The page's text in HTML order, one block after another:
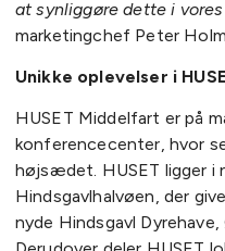
at synliggøre dette i
marketingchef Peter
Unikke oplevelser i
HUSET Middelfart er på
konferencecenter, hvor
højsædet. HUSET ligger i
Hindsgavlhalvøen, der
nyde Hindsgavl